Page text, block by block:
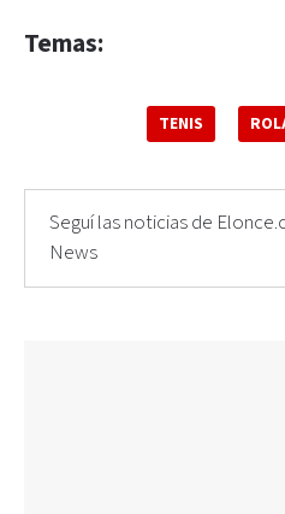
Temas:
TENIS
Seguí las noticias de
News